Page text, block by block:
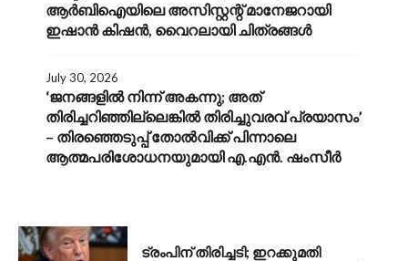
ആർബിഐയിലെ അസിസ്റ്റന്റ് മാനേജറായി
ഇഷാൻ കിഷൻ, വൈറലായി ചിത്രങ്ങൾ
‘ജനങ്ങളിൽ നിന്ന് അകന്നു; അത്
തിരിച്ചറിഞ്ഞില്ലെങ്കിൽ തിരിച്ചുവരവ് പ്രയാസം’
– തിരഞ്ഞെടുപ്പ് തോൽവിക്ക് പിന്നാലെ
ആത്മപരിശോധനയുമായി എ.എൻ. ഷംസീർ
July 30, 2026
ട്രംപിന് തിരിച്ചടി; ഇറക്കുമതി